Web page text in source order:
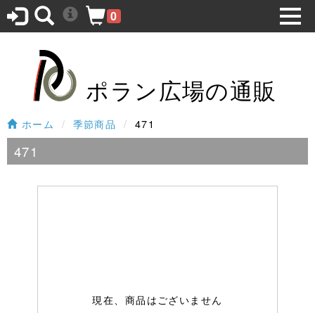
ポラン広場の通販
0
ホーム 季節商品 471
471
現在、商品はございません